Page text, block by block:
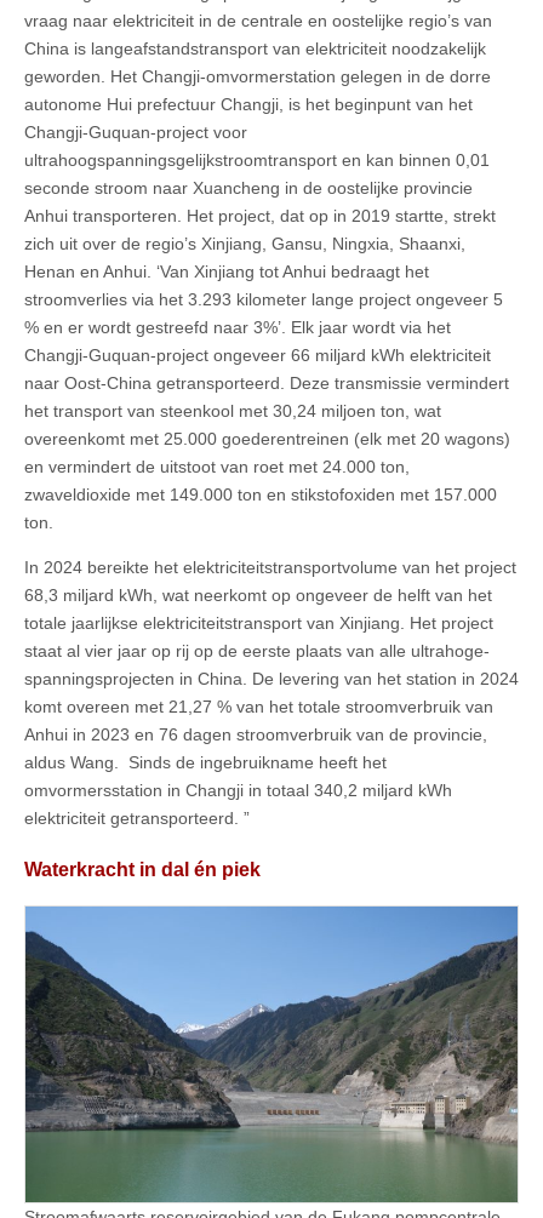
vraag naar elektriciteit in de centrale en oostelijke regio’s van
China is langeafstandstransport van elektriciteit noodzakelijk
geworden. Het Changji-omvormerstation gelegen in de dorre
autonome Hui prefectuur Changji, is het beginpunt van het
Changji-Guquan-project voor
ultrahoogspanningsgelijkstroomtransport en kan binnen 0,01
seconde stroom naar Xuancheng in de oostelijke provincie
Anhui transporteren. Het project, dat op in 2019 startte, strekt
zich uit over de regio’s Xinjiang, Gansu, Ningxia, Shaanxi,
Henan en Anhui. ‘Van Xinjiang tot Anhui bedraagt het
stroomverlies via het 3.293 kilometer lange project ongeveer 5
% en er wordt gestreefd naar 3%’. Elk jaar wordt via het
Changji-Guquan-project ongeveer 66 miljard kWh elektriciteit
naar Oost-China getransporteerd. Deze transmissie vermindert
het transport van steenkool met 30,24 miljoen ton, wat
overeenkomt met 25.000 goederentreinen (elk met 20 wagons)
en vermindert de uitstoot van roet met 24.000 ton,
zwaveldioxide met 149.000 ton en stikstofoxiden met 157.000
ton.
In 2024 bereikte het elektriciteitstransportvolume van het project
68,3 miljard kWh, wat neerkomt op ongeveer de helft van het
totale jaarlijkse elektriciteitstransport van Xinjiang. Het project
staat al vier jaar op rij op de eerste plaats van alle ultrahoge-
spanningsprojecten in China. De levering van het station in 2024
komt overeen met 21,27 % van het totale stroomverbruik van
Anhui in 2023 en 76 dagen stroomverbruik van de provincie,
aldus Wang. Sinds de ingebruikname heeft het
omvormersstation in Changji in totaal 340,2 miljard kWh
elektriciteit getransporteerd. ”
Waterkracht in dal én piek